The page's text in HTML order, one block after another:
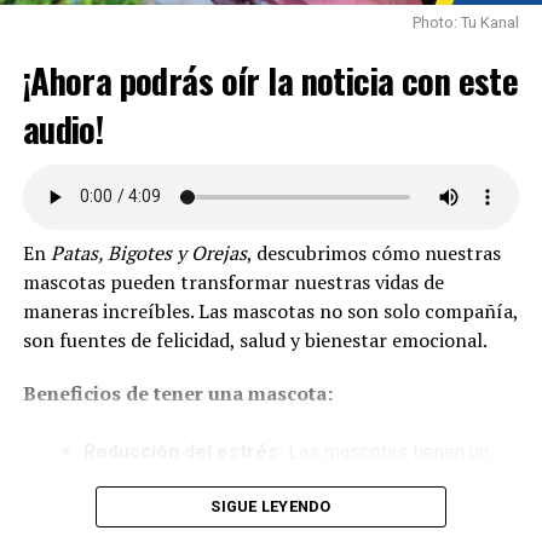
multas administrativas tipo 2, equivalentes a varios
días de salario mínimo.
Estas acciones no solo afectan la convivencia, sino que
significativas.
Bienestar y Cuidado: Un Deber Fundamental
La seguridad y el bienestar de las mascotas dependen de
sus dueños. Esto incluye:
Garantizar atención médico-veterinaria adecuada.
sonidos fuertes o el uso de pólvora.
Photo: Tu Kanal
¡Ahora podrás oír la noticia con este
audio!
EnPatas, Bigotes y Orejas, descubrimos cómo nuestras
mascotas pueden transformar nuestras vidas de
maneras increíbles. Las mascotas no son solo compañía,
son fuentes de felicidad, salud y bienestar emocional.
Beneficios de tener una mascota:
impacto positivo en la salud emocional, ayudando a
disminuir la ansiedad y la soledad.
SIGUE LEYENDO